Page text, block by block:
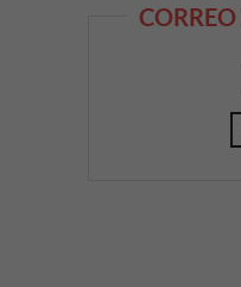
CORREO